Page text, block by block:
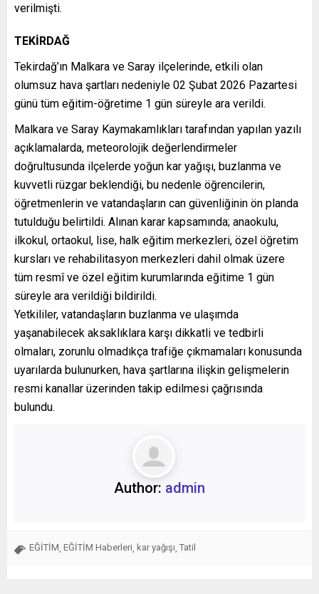
verilmişti.
TEKİRDAĞ
Tekirdağ’ın Malkara ve Saray ilçelerinde, etkili olan
olumsuz hava şartları nedeniyle 02 Şubat 2026 Pazartesi
günü tüm eğitim-öğretime 1 gün süreyle ara verildi.
Malkara ve Saray Kaymakamlıkları tarafından yapılan yazılı
açıklamalarda, meteorolojik değerlendirmeler
doğrultusunda ilçelerde yoğun kar yağışı, buzlanma ve
kuvvetli rüzgar beklendiği, bu nedenle öğrencilerin,
öğretmenlerin ve vatandaşların can güvenliğinin ön planda
tutulduğu belirtildi. Alınan karar kapsamında; anaokulu,
ilkokul, ortaokul, lise, halk eğitim merkezleri, özel öğretim
kursları ve rehabilitasyon merkezleri dahil olmak üzere
tüm resmî ve özel eğitim kurumlarında eğitime 1 gün
süreyle ara verildiği bildirildi.
Yetkililer, vatandaşların buzlanma ve ulaşımda
yaşanabilecek aksaklıklara karşı dikkatli ve tedbirli
olmaları, zorunlu olmadıkça trafiğe çıkmamaları konusunda
uyarılarda bulunurken, hava şartlarına ilişkin gelişmelerin
resmi kanallar üzerinden takip edilmesi çağrısında
bulundu.
Author: admin
EĞİTİM EĞİTİM Haberleri kar yağışı Tatil